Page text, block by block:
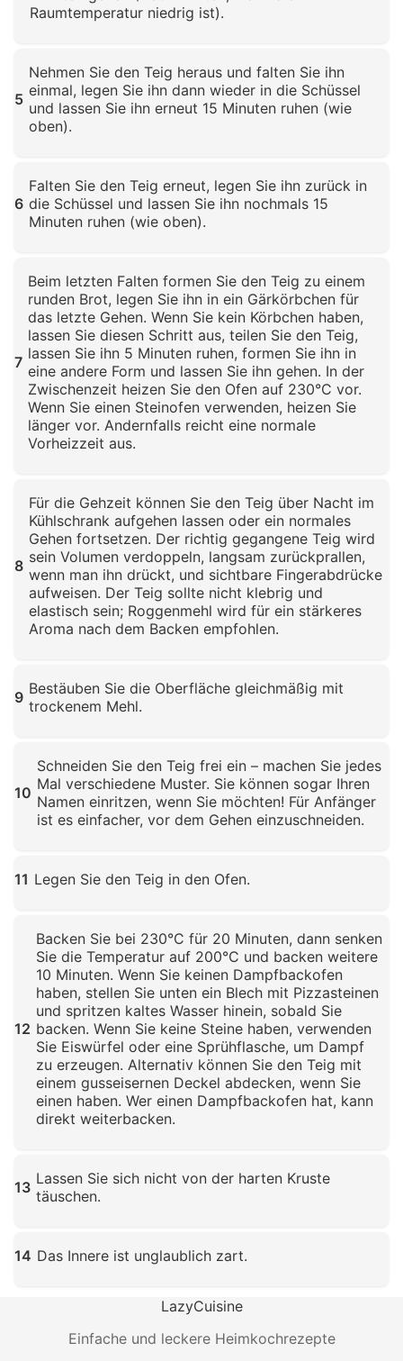
Raumtemperatur niedrig ist).
5
Nehmen Sie den Teig heraus und falten Sie ihn
einmal, legen Sie ihn dann wieder in die Schüssel
und lassen Sie ihn erneut 15 Minuten ruhen (wie
oben).
6
Falten Sie den Teig erneut, legen Sie ihn zurück in
die Schüssel und lassen Sie ihn nochmals 15
Minuten ruhen (wie oben).
7
Beim letzten Falten formen Sie den Teig zu einem
runden Brot, legen Sie ihn in ein Gärkörbchen für
das letzte Gehen. Wenn Sie kein Körbchen haben,
lassen Sie diesen Schritt aus, teilen Sie den Teig,
lassen Sie ihn 5 Minuten ruhen, formen Sie ihn in
eine andere Form und lassen Sie ihn gehen. In der
Zwischenzeit heizen Sie den Ofen auf 230°C vor.
Wenn Sie einen Steinofen verwenden, heizen Sie
länger vor. Andernfalls reicht eine normale
Vorheizzeit aus.
8
Für die Gehzeit können Sie den Teig über Nacht im
Kühlschrank aufgehen lassen oder ein normales
Gehen fortsetzen. Der richtig gegangene Teig wird
sein Volumen verdoppeln, langsam zurückprallen,
wenn man ihn drückt, und sichtbare Fingerabdrücke
aufweisen. Der Teig sollte nicht klebrig und
elastisch sein; Roggenmehl wird für ein stärkeres
Aroma nach dem Backen empfohlen.
9 Bestäuben Sie die Oberfläche gleichmäßig mit
trockenem Mehl.
10
Schneiden Sie den Teig frei ein – machen Sie jedes
Mal verschiedene Muster. Sie können sogar Ihren
Namen einritzen, wenn Sie möchten! Für Anfänger
ist es einfacher, vor dem Gehen einzuschneiden.
11 Legen Sie den Teig in den Ofen.
12
Backen Sie bei 230°C für 20 Minuten, dann senken
Sie die Temperatur auf 200°C und backen weitere
10 Minuten. Wenn Sie keinen Dampfbackofen
haben, stellen Sie unten ein Blech mit Pizzasteinen
und spritzen kaltes Wasser hinein, sobald Sie
backen. Wenn Sie keine Steine haben, verwenden
Sie Eiswürfel oder eine Sprühflasche, um Dampf
zu erzeugen. Alternativ können Sie den Teig mit
einem gusseisernen Deckel abdecken, wenn Sie
einen haben. Wer einen Dampfbackofen hat, kann
direkt weiterbacken.
13 Lassen Sie sich nicht von der harten Kruste
täuschen.
14 Das Innere ist unglaublich zart.
LazyCuisine
Einfache und leckere Heimkochrezepte